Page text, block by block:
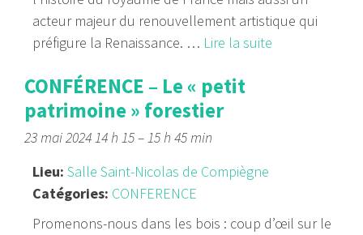
acteur majeur du renouvellement artistique qui
préfigure la Renaissance. … Lire la suite
CONFÉRENCE – Le « petit
patrimoine » forestier
23 mai 2024 14 h 15–15 h 45 min
Lieu: Salle Saint-Nicolas de Compiègne
Catégories: CONFERENCE
Promenons-nous dans les bois : coup d’œil sur le